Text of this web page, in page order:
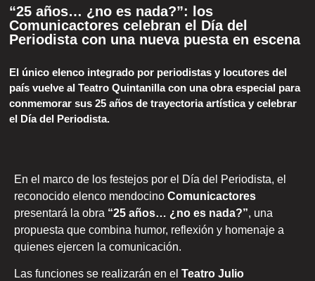
“25 años… ¿no es nada?”: los
Comunicactores celebran el Día del
Periodista con una nueva puesta en escena
El único elenco integrado por periodistas y locutores del
país vuelve al Teatro Quintanilla con una obra especial para
conmemorar sus 25 años de trayectoria artística y celebrar
el Día del Periodista.
En el marco de los festejos por el Día del Periodista, el
reconocido elenco mendocino Comunicactores
presentará la obra “25 años… ¿no es nada?”, una
propuesta que combina humor, reflexión y homenaje a
quienes ejercen la comunicación.
Las funciones se realizarán en el Teatro Julio